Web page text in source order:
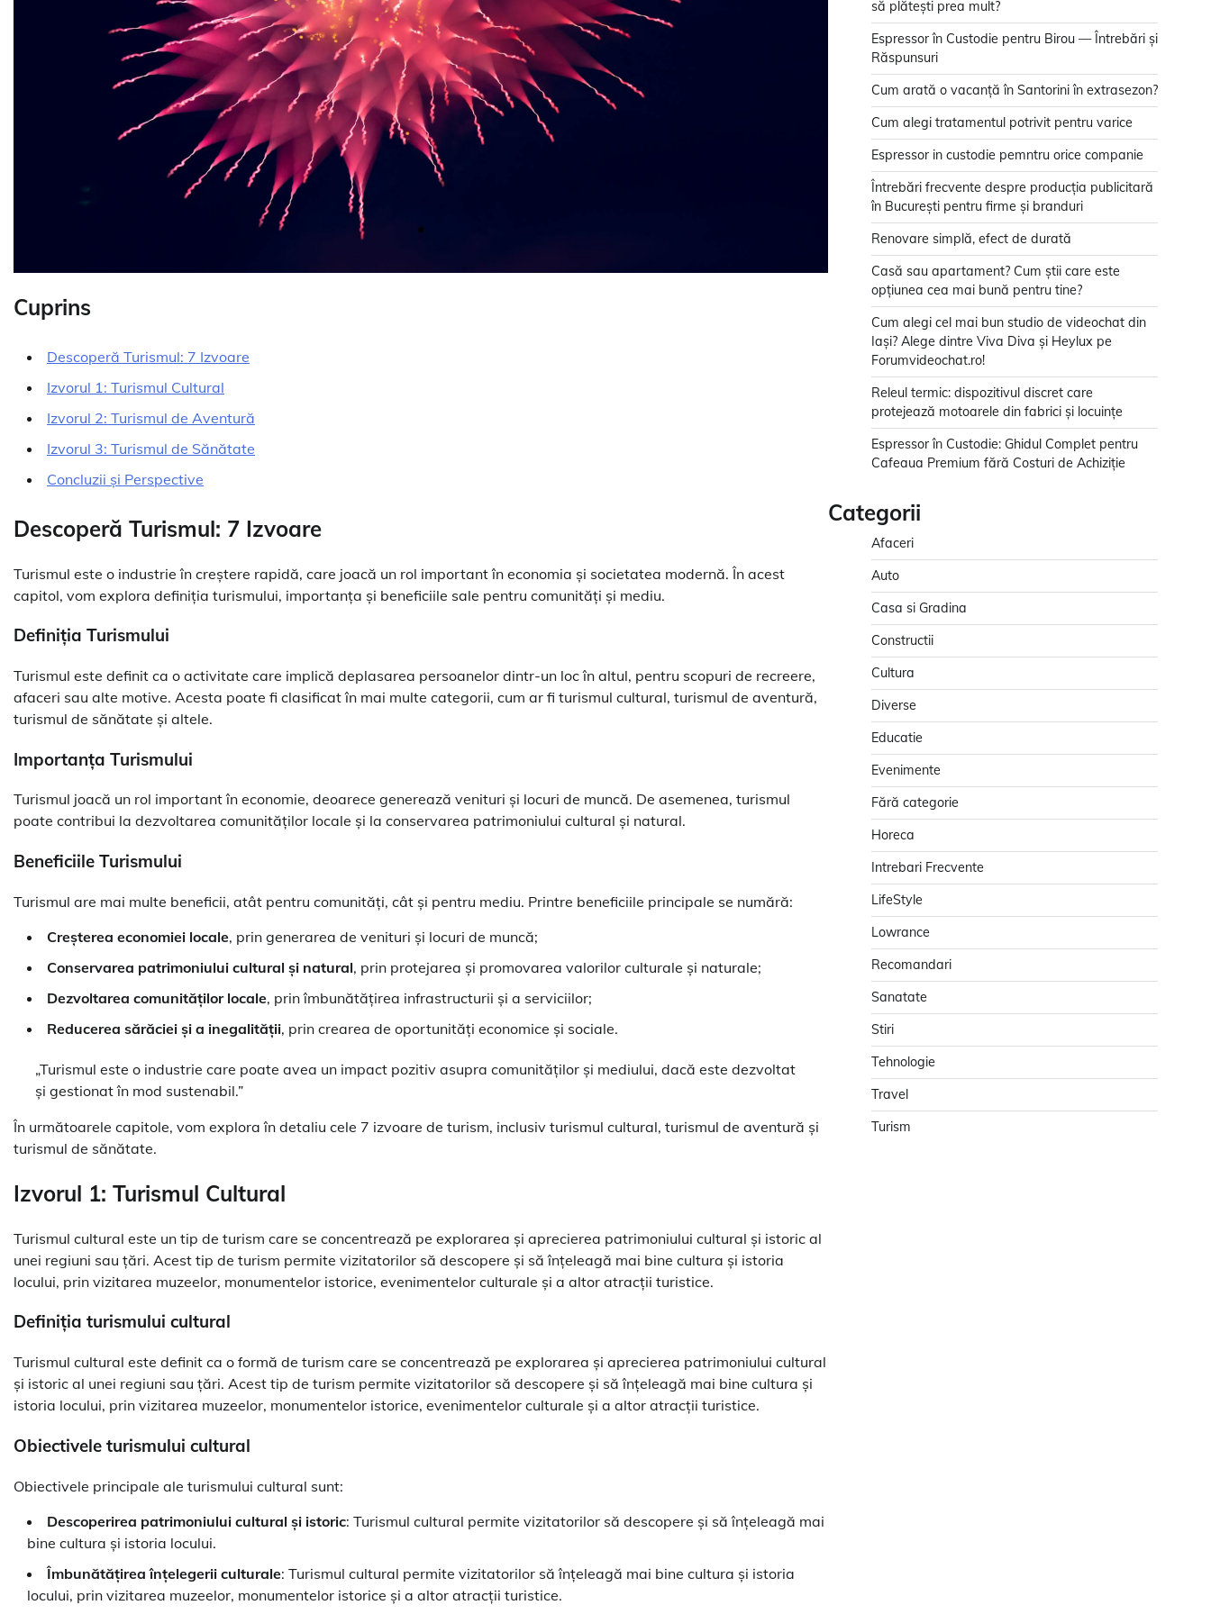
Cuprins
Descoperă Turismul: 7 Izvoare
Izvorul 1: Turismul Cultural
Izvorul 2: Turismul de Aventură
Izvorul 3: Turismul de Sănătate
Concluzii și Perspective
Descoperă Turismul: 7 Izvoare
Turismul este o industrie în creștere rapidă, care joacă un rol important în economia și societatea modernă. În acest
capitol, vom explora definiția turismului, importanța și beneficiile sale pentru comunități și mediu.
Definiția Turismului
Turismul este definit ca o activitate care implică deplasarea persoanelor dintr-un loc în altul, pentru scopuri de recreere,
afaceri sau alte motive. Acesta poate fi clasificat în mai multe categorii, cum ar fi turismul cultural, turismul de aventură,
turismul de sănătate și altele.
Importanța Turismului
Turismul joacă un rol important în economie, deoarece generează venituri și locuri de muncă. De asemenea, turismul
poate contribui la dezvoltarea comunităților locale și la conservarea patrimoniului cultural și natural.
Beneficiile Turismului
Turismul are mai multe beneficii, atât pentru comunități, cât și pentru mediu. Printre beneficiile principale se numără:
Creșterea economiei locale, prin generarea de venituri și locuri de muncă;
Conservarea patrimoniului cultural și natural, prin protejarea și promovarea valorilor culturale și naturale;
Dezvoltarea comunităților locale, prin îmbunătățirea infrastructurii și a serviciilor;
Reducerea sărăciei și a inegalității, prin crearea de oportunități economice și sociale.
„Turismul este o industrie care poate avea un impact pozitiv asupra comunităților și mediului, dacă este dezvoltat
și gestionat în mod sustenabil.”
În următoarele capitole, vom explora în detaliu cele 7 izvoare de turism, inclusiv turismul cultural, turismul de aventură și
turismul de sănătate.
Izvorul 1: Turismul Cultural
Turismul cultural este un tip de turism care se concentrează pe explorarea și aprecierea patrimoniului cultural și istoric al
unei regiuni sau țări. Acest tip de turism permite vizitatorilor să descopere și să înțeleagă mai bine cultura și istoria
locului, prin vizitarea muzeelor, monumentelor istorice, evenimentelor culturale și a altor atracții turistice.
Definiția turismului cultural
Turismul cultural este definit ca o formă de turism care se concentrează pe explorarea și aprecierea patrimoniului cultural
și istoric al unei regiuni sau țări. Acest tip de turism permite vizitatorilor să descopere și să înțeleagă mai bine cultura și
istoria locului, prin vizitarea muzeelor, monumentelor istorice, evenimentelor culturale și a altor atracții turistice.
Obiectivele turismului cultural
Obiectivele principale ale turismului cultural sunt:
Descoperirea patrimoniului cultural și istoric: Turismul cultural permite vizitatorilor să descopere și să înțeleagă mai
bine cultura și istoria locului.
Îmbunătățirea înțelegerii culturale: Turismul cultural permite vizitatorilor să înțeleagă mai bine cultura și istoria
locului, prin vizitarea muzeelor, monumentelor istorice și a altor atracții turistice.
să plătești prea mult?
Espressor în Custodie pentru Birou — Întrebări și
Răspunsuri
Cum arată o vacanță în Santorini în extrasezon?
Cum alegi tratamentul potrivit pentru varice
Espressor in custodie pemntru orice companie
Întrebări frecvente despre producția publicitară
în București pentru firme și branduri
Renovare simplă, efect de durată
Casă sau apartament? Cum știi care este
opțiunea cea mai bună pentru tine?
Cum alegi cel mai bun studio de videochat din
Iași? Alege dintre Viva Diva și Heylux pe
Forumvideochat.ro!
Releul termic: dispozitivul discret care
protejează motoarele din fabrici și locuințe
Espressor în Custodie: Ghidul Complet pentru
Cafeaua Premium fără Costuri de Achiziție
Categorii
Afaceri
Auto
Casa si Gradina
Constructii
Cultura
Diverse
Educatie
Evenimente
Fără categorie
Horeca
Intrebari Frecvente
LifeStyle
Lowrance
Recomandari
Sanatate
Stiri
Tehnologie
Travel
Turism